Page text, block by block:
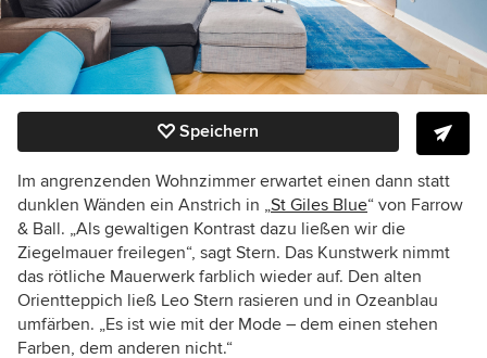
Speichern
Im angrenzenden Wohnzimmer erwartet einen dann statt
dunklen Wänden ein Anstrich in „St Giles Blue“ von Farrow
& Ball. „Als gewaltigen Kontrast dazu ließen wir die
Ziegelmauer freilegen“, sagt Stern. Das Kunstwerk nimmt
das rötliche Mauerwerk farblich wieder auf. Den alten
Orientteppich ließ Leo Stern rasieren und in Ozeanblau
umfärben. „Es ist wie mit der Mode – dem einen stehen
Farben, dem anderen nicht.“